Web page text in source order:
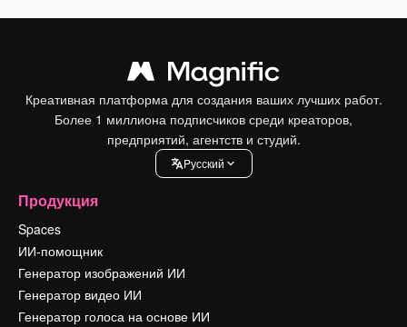
Креативная платформа для создания ваших лучших работ.
Более 1 миллиона подписчиков среди креаторов,
предприятий, агентств и студий.
Pусский
Продукция
Spaces
ИИ-помощник
Генератор изображений ИИ
Генератор видео ИИ
Генератор голоса на основе ИИ